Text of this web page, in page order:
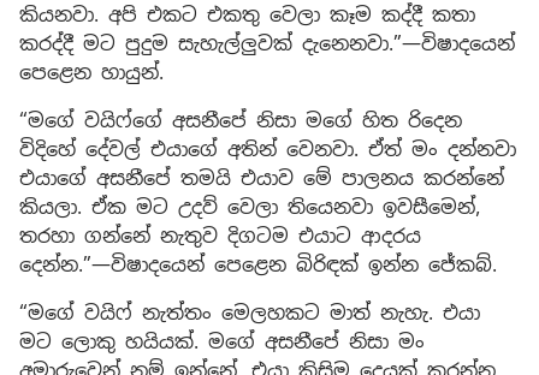
කියනවා. අපි එකට එකතු වෙලා කෑම කද්දී කතා
කරද්දී මට පුදුම සැහැල්ලුවක් දැනෙනවා.”—විෂාදයෙන්
පෙළෙන හායුන්.
“මගේ වයිෆ්ගේ අසනීපේ නිසා මගේ හිත රිදෙන
විදිහේ දේවල් එයාගේ අතින් වෙනවා. ඒත් මං දන්නවා
එයාගේ අසනීපේ තමයි එයාව මේ පාලනය කරන්නේ
කියලා. ඒක මට උදව් වෙලා තියෙනවා ඉවසීමෙන්,
තරහා ගන්නේ නැතුව දිගටම එයාට ආදරය
දෙන්න.”—විෂාදයෙන් පෙළෙන බිරිඳක් ඉන්න ජේකබ්.
“මගේ වයිෆ් නැත්තං මෙලහකට මාත් නැහැ. එයා
මට ලොකු හයියක්. මගේ අසනීපේ නිසා මං